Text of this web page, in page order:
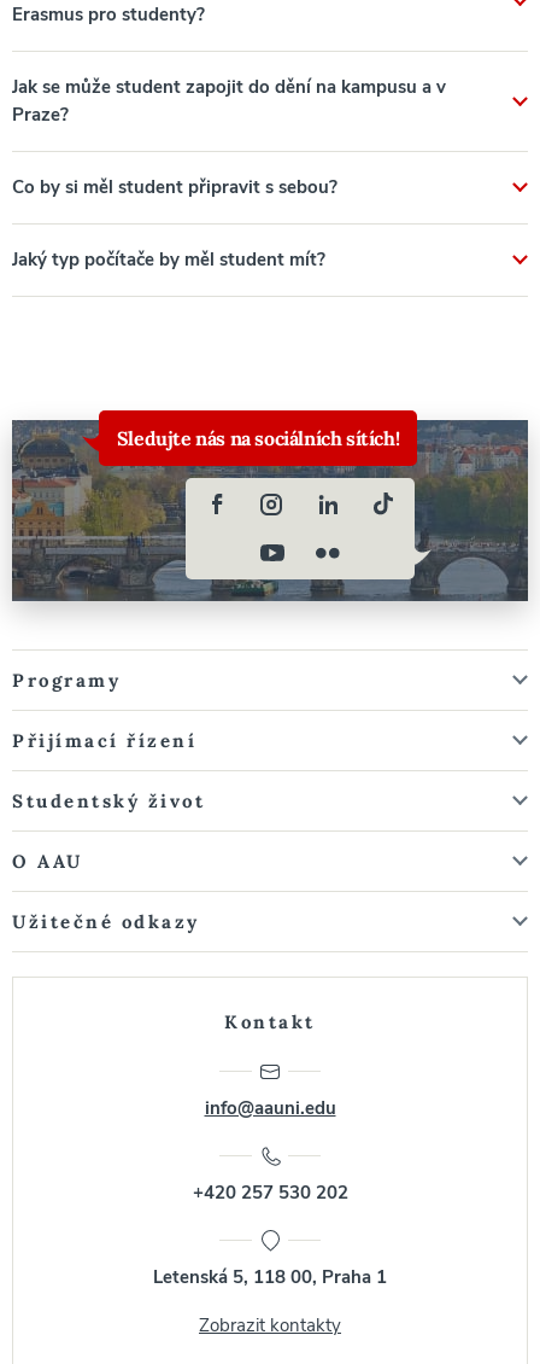
Erasmus pro studenty?
Jak se může student zapojit do dění na kampusu a v
Praze?
Co by si měl student připravit s sebou?
Jaký typ počítače by měl student mít?
Sledujte nás na sociálních sítích!
Programy
Přijímací řízení
Studentský život
O AAU
Užitečné odkazy
Kontakt
info@aauni.edu
+420 257 530 202
Letenská 5, 118 00, Praha 1
Zobrazit kontakty